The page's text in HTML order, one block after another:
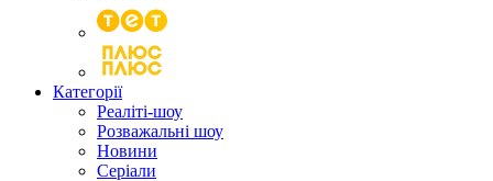
Категорії
Реаліті-шоу
Розважальні шоу
Новини
Серіали